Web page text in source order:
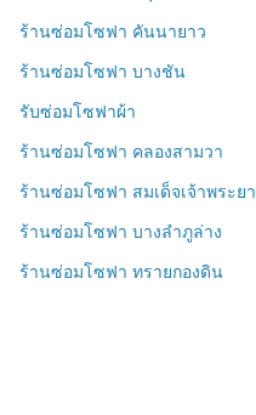
ร้านซ่อมโซฟา คันนายาว
ร้านซ่อมโซฟา บางชัน
รับซ่อมโซฟาผ้า
ร้านซ่อมโซฟา คลองสามวา
ร้านซ่อมโซฟา สมเด็จเจ้าพระยา
ร้านซ่อมโซฟา บางลำภูล่าง
ร้านซ่อมโซฟา ทรายกองดิน